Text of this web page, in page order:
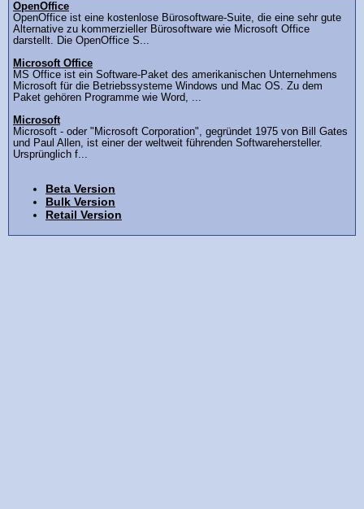
OpenOffice
OpenOffice ist eine kostenlose Bürosoftware-Suite, die eine sehr gute
Alternative zu kommerzieller Bürosoftware wie Microsoft Office
darstellt. Die OpenOffice S...
Microsoft Office
MS Office ist ein Software-Paket des amerikanischen Unternehmens
Microsoft für die Betriebssysteme Windows und Mac OS. Zu dem
Paket gehören Programme wie Word, ...
Microsoft
Microsoft - oder "Microsoft Corporation", gegründet 1975 von Bill Gates
und Paul Allen, ist einer der weltweit führenden Softwarehersteller.
Ursprünglich f...
Beta Version
Bulk Version
Retail Version